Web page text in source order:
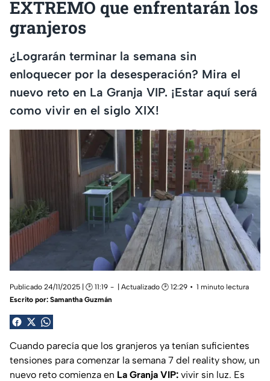
EXTREMO que enfrentarán los
granjeros
¿Lograrán terminar la semana sin
enloquecer por la desesperación? Mira el
nuevo reto en La Granja VIP. ¡Estar aquí será
como vivir en el siglo XIX!
Publicado 24/11/2025 | 🕑 11:19 | Actualizado 🕑 12:29
1 minuto lectura
Escrito por: Samantha Guzmán
Cuando parecía que los granjeros ya tenían suficientes
tensiones para comenzar la semana 7 del reality show, un
nuevo reto comienza en La Granja VIP: vivir sin luz. Es